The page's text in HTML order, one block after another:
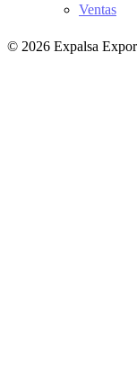
Ventas
© 2026 Expalsa